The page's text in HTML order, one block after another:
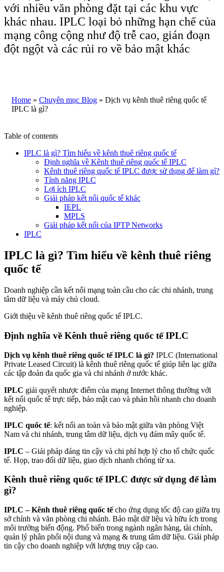
với nhiều văn phòng đặt tại các khu vực
khác nhau. IPLC loại bỏ những hạn chế của
mạng công cộng như độ trễ cao, gián đoạn
đột ngột và các rủi ro về bảo mật khác
Home » Chuyên mục Blog » Dịch vụ kênh thuê riêng quốc tế
IPLC là gì?
Table of contents
IPLC là gì? Tìm hiểu về kênh thuê riêng quốc tế
Định nghĩa về Kênh thuê riêng quốc tế IPLC
Kênh thuê riêng quốc tế IPLC được sử dụng để làm gì?
Tính năng IPLC
Lợi ích IPLC
Giải pháp kết nối quốc tế khác
IEPL
MPLS
Giải pháp kết nối của IPTP Networks
IPLC
IPLC là gì? Tìm hiểu về kênh thuê riêng
quốc tế
Doanh nghiệp cần kết nối mạng toàn cầu cho các chi nhánh, trung
tâm dữ liệu và máy chủ cloud.
Giới thiệu về kênh thuê riêng quốc tế IPLC.
Định nghĩa về Kênh thuê riêng quốc tế IPLC
Dịch vụ kênh thuê riêng quốc tế IPLC là gì? IPLC (International
Private Leased Circuit) là kênh thuê riêng quốc tế giúp liên lạc giữa
các tập đoàn đa quốc gia và chi nhánh ở nước khác.
IPLC giải quyết nhược điểm của mạng Internet thông thường với
kết nối quốc tế trực tiếp, bảo mật cao và phản hồi nhanh cho doanh
nghiệp.
IPLC quốc tế: kết nối an toàn và bảo mật giữa văn phòng Việt
Nam và chi nhánh, trung tâm dữ liệu, dịch vụ đám mây quốc tế.
IPLC – Giải pháp đáng tin cậy và chi phí hợp lý cho tổ chức quốc
tế. Họp, trao đổi dữ liệu, giao dịch nhanh chóng từ xa.
Kênh thuê riêng quốc tế IPLC được sử dụng để làm
gì?
IPLC – Kênh thuê riêng quốc tếcho ứng dụng tốc độ cao giữa trụ
sở chính và văn phòng chi nhánh. Bảo mật dữ liệu và hữu ích trong
môi trường biến động. Phổ biến trong ngành ngân hàng, tài chính,
quản lý phân phối nội dung và mạng & trung tâm dữ liệu. Giải pháp
tin cậy cho doanh nghiệp với lượng truy cập cao.